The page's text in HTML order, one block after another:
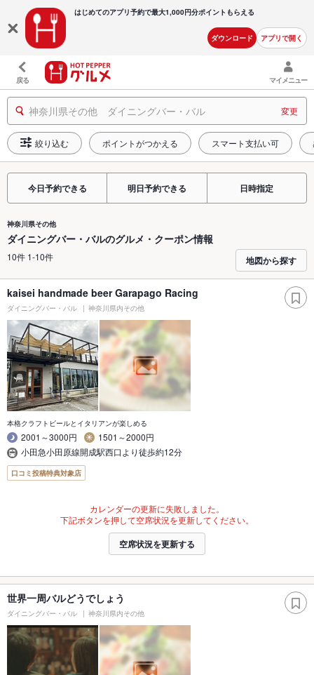
はじめてのアプリ予約で最大1,000円分ポイントもらえる
ダウンロード アプリで開く
戻る マイメニュー
神奈川県その他 ダイニングバー・バル 変更
絞り込む ポイントがつかえる スマート支払い可
今日予約できる 明日予約できる 日時指定
神奈川県その他
ダイニングバー・バルのグルメ・クーポン情報
10件 1-10件 地図から探す
kaisei handmade beer Garapago Racing
ダイニングバー・バル 神奈川県内その他
本格クラフトビールとイタリアンが楽しめる
2001～3000円
1501～2000円
小田急小田原線開成駅西口より徒歩約12分
口コミ投稿特典対象店
カレンダーの更新に失敗しました。
下記ボタンを押して空席状況を更新してください。
空席状況を更新する
世界一周バルどうでしょう
ダイニングバー・バル 神奈川県内その他